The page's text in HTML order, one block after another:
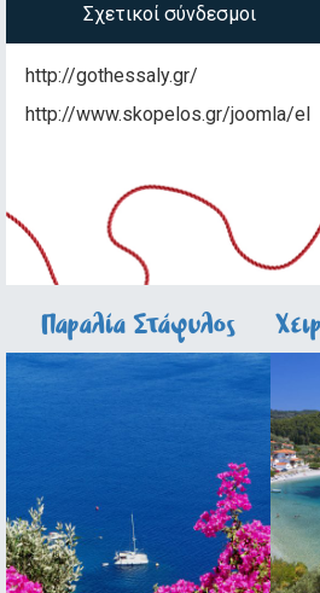
Σχετικοί σύνδεσμοι
http://gothessaly.gr/
http://www.skopelos.gr/joomla/el
Παραλία Στάφυλος